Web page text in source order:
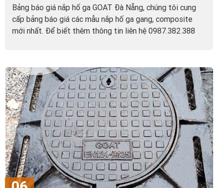
Bảng báo giá nắp hố ga GOAT Đà Nẵng, chúng tôi cung
cấp bảng báo giá các mẫu nắp hố ga gang, composite
mới nhất. Để biết thêm thông tin liên hệ 0987.382.388